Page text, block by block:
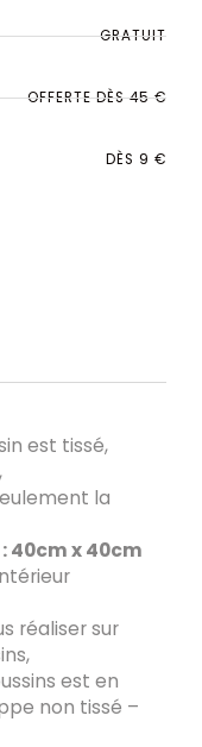
GRATUIT
OFFERTE DÈS 45 €
DÈS 9 €
est tissé,
la
40cm x 40cm
réaliser sur
est en
non tissé –